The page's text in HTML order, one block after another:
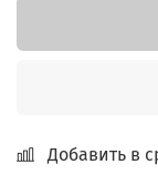
Добавить в